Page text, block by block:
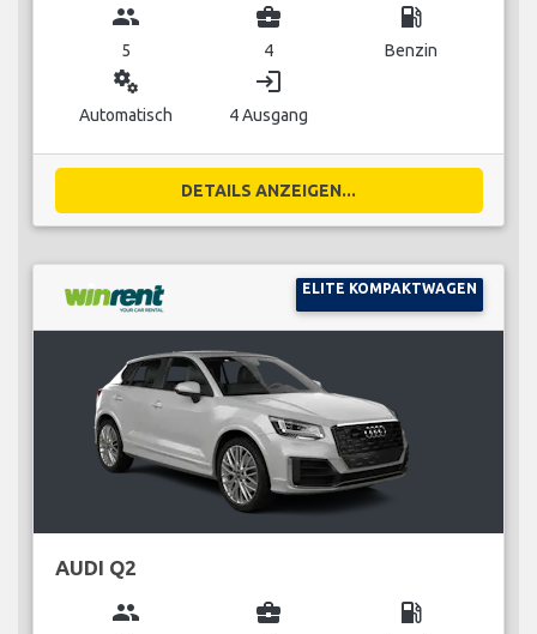
group
5
business_center
4
local_gas_station
Benzin
miscellaneous_services
Automatisch
login
4 Ausgang
DETAILS ANZEIGEN...
ELITE KOMPAKTWAGEN
AUDI Q2
group business_center local_gas_station